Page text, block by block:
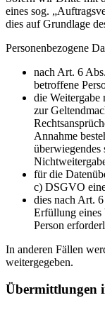
eines sog.
dies auf Grundlage
Personenbezogene
nach Art. 6
betroffene
die
zur
Annahme
überwiegendes
für die
c) DSGVO
dies nach Art.
Erfüllung eines
Person
In anderen Fällen
weitergegeben.
Übermittlungen